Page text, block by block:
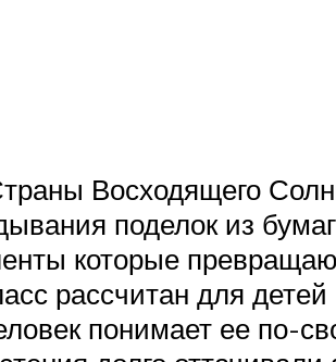
Восходящего
поделок из
которые
рассчитан для
понимает ее по-